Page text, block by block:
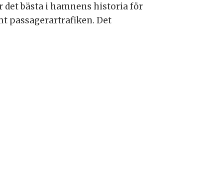
det bästa i hamnens historia för
passagerartrafiken. Det